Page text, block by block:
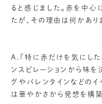
ると感じました。赤を中
たが、その理由は何かあり
A.「特に赤だけを気にし
ンスピレーションから味を
グやバレンタインなどの
は華やかさから発想を構築